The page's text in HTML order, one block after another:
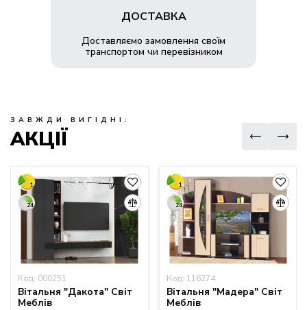
ДОСТАВКА
Доставляємо замовлення своїм
транспортом чи перевізником
ЗАВЖДИ ВИГІДНІ:
АКЦІЇ
1
24
Код: 000251
Вітальня "Дакота" Світ
Меблів
1
24
Код: 116274
Вітальня "Мадера" Світ
Меблів